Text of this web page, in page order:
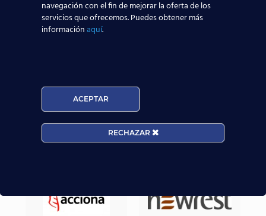
sector aeronáutico.
navegación con el fin de mejorar la oferta de los
servicios que ofrecemos. Puedes obtener más
informaciónaquí.
ACEPTAR
RECHAZAR